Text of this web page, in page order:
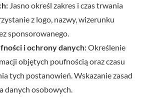
Jasno określ zakres i czas trwania
z logo, nazwy, wizerunku
sponsorowanego.
i ochrony danych:Określenie
objętych poufnością oraz czasu
tych postanowień. Wskazanie zasad
danych osobowych.